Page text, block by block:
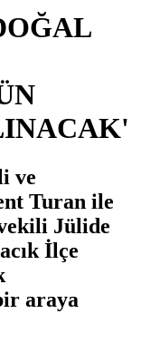
ve
Turan ile
Jülide
İlçe
araya